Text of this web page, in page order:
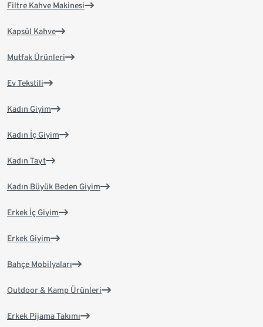
Filtre Kahve Makinesi
Kapsül Kahve
Mutfak Ürünleri
Ev Tekstili
Kadın Giyim
Kadın İç Giyim
Kadın Tayt
Kadın Büyük Beden Giyim
Erkek İç Giyim
Erkek Giyim
Bahçe Mobilyaları
Outdoor & Kamp Ürünleri
Erkek Pijama Takımı